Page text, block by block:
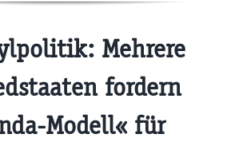
Mehrere
fordern
Modell« für